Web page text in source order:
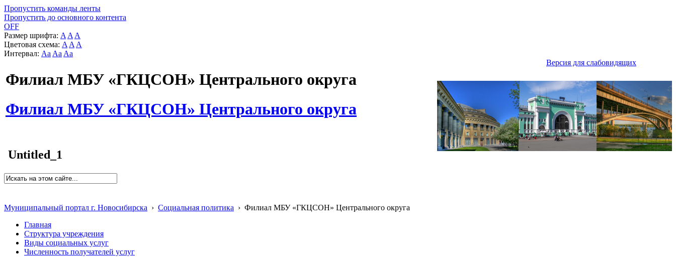
Пропустить команды ленты
Пропустить до основного контента
OFF
Размер шрифта: A A A
Цветовая схема: A A A
Интервал: Aa Aa Aa
Версия для слабовидящих
Филиал МБУ «ГКЦСОН» Центрального округа
Филиал МБУ «ГКЦСОН» Центрального округа
Untitled_1
Муниципальный портал г. Новосибирска › Социальная политика › Филиал МБУ «ГКЦСОН» Центрального округа
Главная
Структура учреждения
Виды социальных услуг
Численность получателей услуг